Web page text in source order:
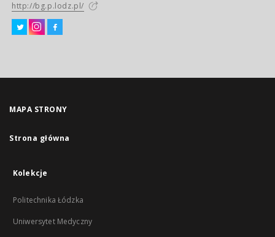
http://bg.p.lodz.pl/
MAPA STRONY
Strona główna
Kolekcje
Politechnika Łódzka
Uniwersytet Medyczny